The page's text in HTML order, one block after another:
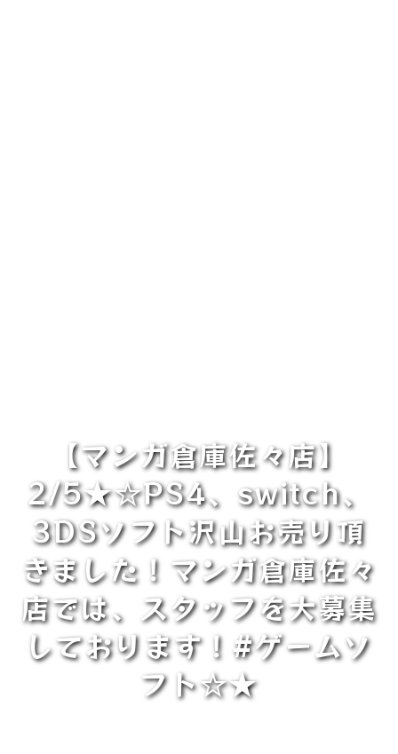
【マンガ倉庫佐々店】
2/5★☆PS4、switch、
3DSソフト沢山お売り頂
きました！マンガ倉庫佐々
店では、スタッフを大募集
しております！#ゲームソ
フト☆★